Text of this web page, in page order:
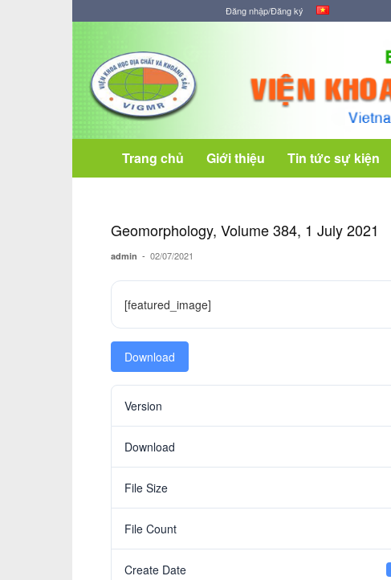
Đăng nhập/Đăng ký
Viện
Khoa
học
Địa
chất
và
Khoáng
sản
Trang chủ Giới thiệu Tin tức sự kiện
Geomorphology, Volume 384, 1 July 2021
admin - 02/07/2021
[featured_image]
Download
Version
Download
File Size
File Count
Create Date